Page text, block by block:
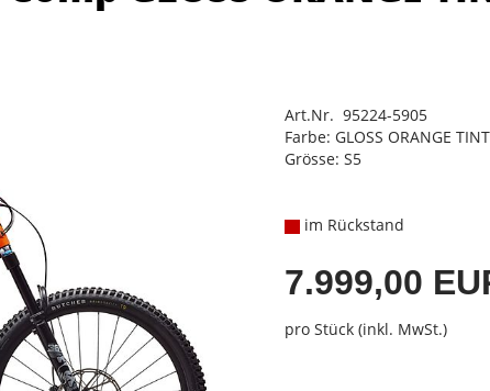
Art.Nr. 95224-5905
Farbe: GLOSS ORANGE
Grösse: S5
im Rückstand
7.999,00
pro Stück (inkl. MwSt.)